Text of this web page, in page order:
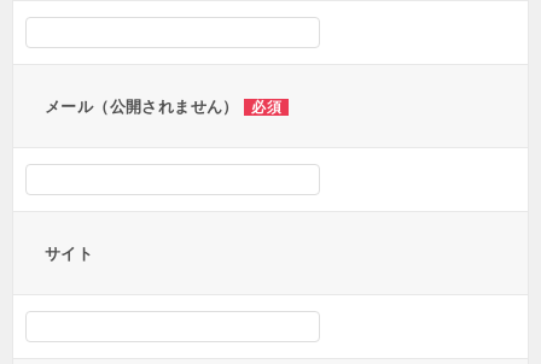
メール（公開されません） 必須
サイト